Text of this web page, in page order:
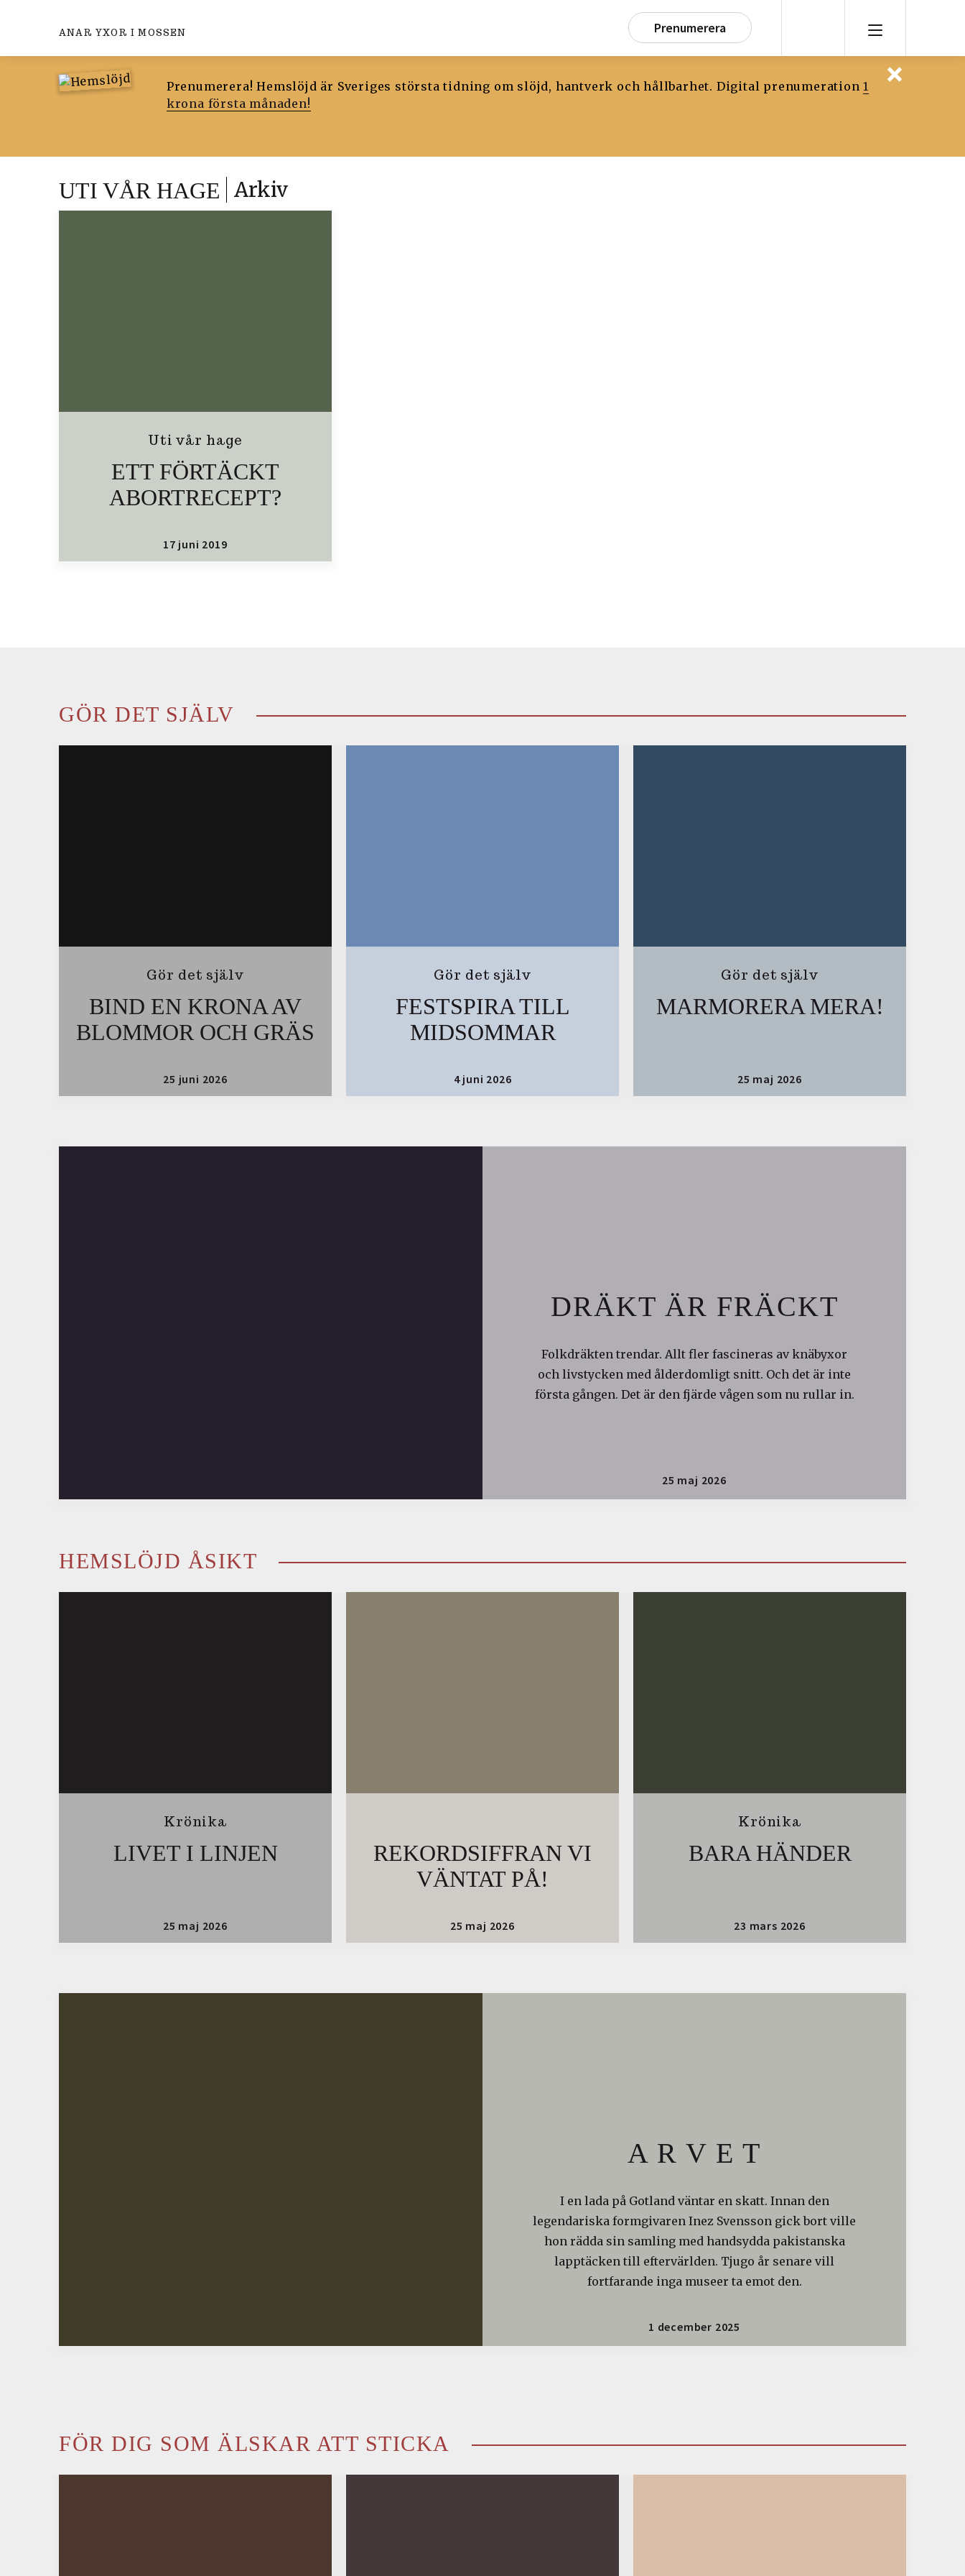
ANAR YXOR I MOSSEN Prenumerera
Prenumerera! Hemslöjd är Sveriges största tidning om slöjd, hantverk och hållbarhet. Digital prenumeration1
krona första månaden!
UTI VÅR HAGE Arkiv
Uti vår hage
ETT FÖRTÄCKT
ABORTRECEPT?
17 juni 2019
GÖR DET SJÄLV
Gör det själv
BIND EN KRONA AV
BLOMMOR OCH GRÄS
25 juni 2026
Gör det själv
FESTSPIRA TILL
MIDSOMMAR
4 juni 2026
Gör det själv
MARMORERA MERA!
25 maj 2026
DRÄKT ÄR FRÄCKT
Folkdräkten trendar. Allt fler fascineras av knäbyxor
och livstycken med ålderdomligt snitt. Och det är inte
första gången. Det är den fjärde vågen som nu rullar in.
25 maj 2026
HEMSLÖJD ÅSIKT
Krönika
LIVET I LINJEN
25 maj 2026
REKORDSIFFRAN VI
VÄNTAT PÅ!
25 maj 2026
Krönika
BARA HÄNDER
23 mars 2026
A R V E T
I en lada på Gotland väntar en skatt. Innan den
legendariska formgivaren Inez Svensson gick bort ville
hon rädda sin samling med handsydda pakistanska
lapptäcken till eftervärlden. Tjugo år senare vill
fortfarande inga museer ta emot den.
1 december 2025
FÖR DIG SOM ÄLSKAR ATT STICKA